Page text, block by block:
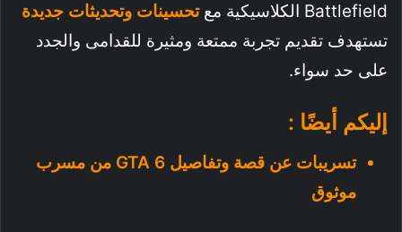
Battlefield الكلاسيكية مع
تحسينات وتحديثات جديدة
تستهدف تقديم تجربة ممتعة ومثيرة للقدامى والجدد
على حد سواء.
إليكم أيضًا :
تسريبات عن قصة وتفاصيل GTA 6 من مسرب
موثوق